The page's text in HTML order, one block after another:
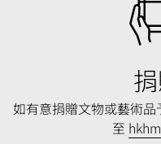
如有意捐贈文物或藝術
至